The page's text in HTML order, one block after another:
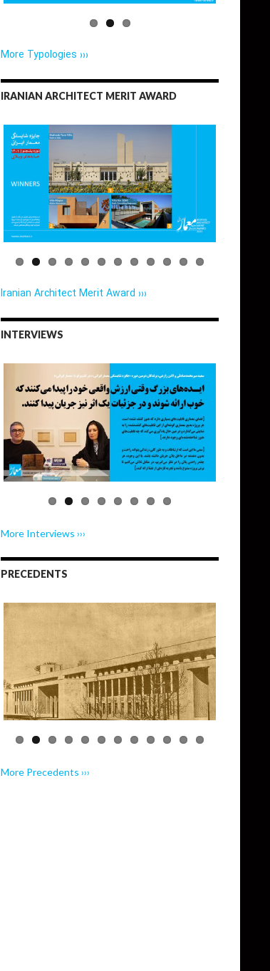
More Typologies ›››
IRANIAN ARCHITECT MERIT AWARD
Iranian Architect Merit Award ›››
INTERVIEWS
More Interviews ›››
PRECEDENTS
More Precedents ›››